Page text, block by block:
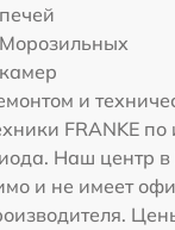
печей
Морозильных
камер
и
FRANKE по
Наш центр
и не имеет